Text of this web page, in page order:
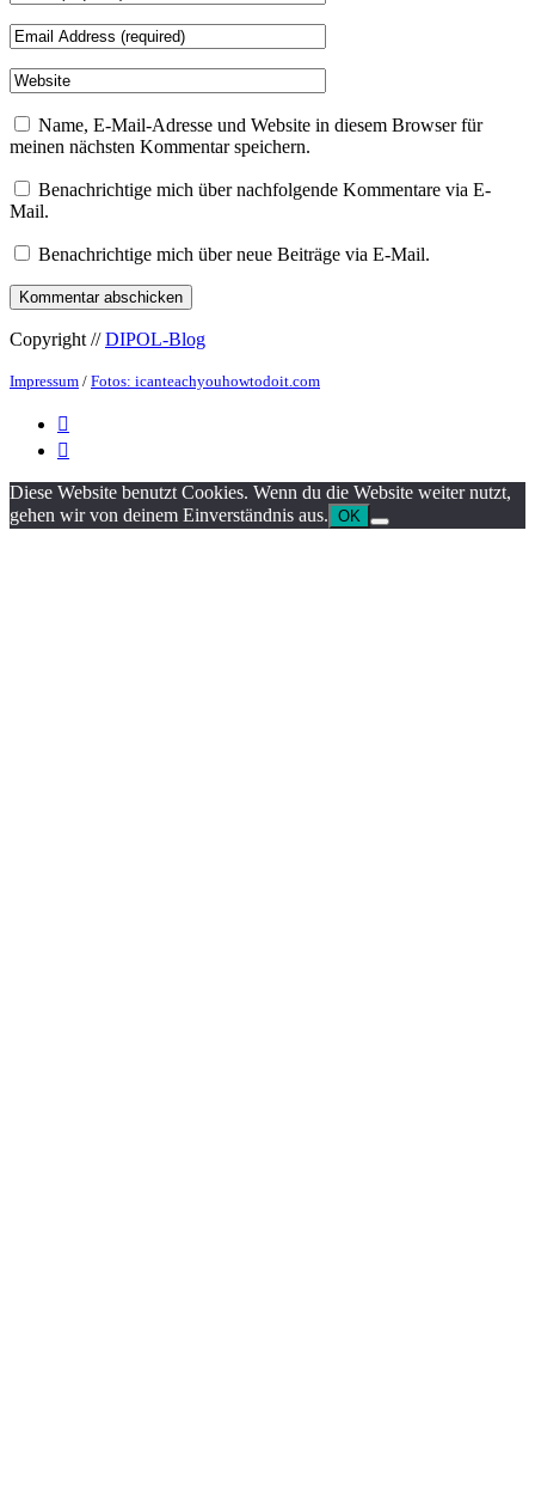
Name, E-Mail-Adresse und Website in diesem Browser für
meinen nächsten Kommentar speichern.
Benachrichtige mich über nachfolgende Kommentare via E-
Mail.
Benachrichtige mich über neue Beiträge via E-Mail.
Copyright //DIPOL-Blog
Impressum / Fotos: icanteachyouhowtodoit.com


Diese Website benutzt Cookies. Wenn du die Website weiter nutzt,
gehen wir von deinem Einverständnis aus. OK